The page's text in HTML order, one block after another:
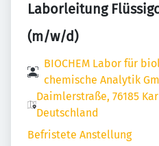
Laborleitung
(m/w/d)
BIOCHEM Labor für
chemische Analytik
Daimlerstraße, 76185
Deutschland
Befristete Anstellung